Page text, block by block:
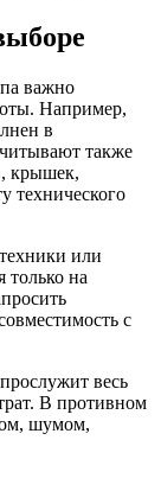
важно
Например,
в
также
крышек,
технического
или
только на
с
весь
В противном
шумом,